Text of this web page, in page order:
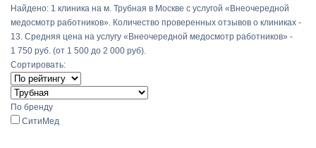
Найдено: 1 клиника на м. Трубная в Москве с услугой «Внеочередной
медосмотр работников». Количество проверенных отзывов о клиниках -
13. Средняя цена на услугу «Внеочередной медосмотр работников» -
1 750 руб. (от 1 500 до 2 000 руб).
Сортировать:
По бренду
СитиМед